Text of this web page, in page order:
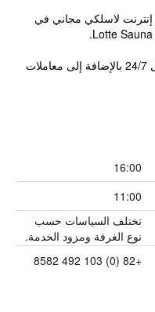
إنترنت لاسلكي مجاني في
يوفر منزل الضيافة خدمة مكتب الاستقبال 24/7 بالإضافة إلى معاملات
16:00
11:00
تختلف السياسات حسب
نوع الغرفة ومزود الخدمة.
+82 (0) 103 492 8582